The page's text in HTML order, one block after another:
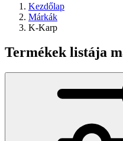
Kezdőlap
Márkák
K-Karp
Termékek listája